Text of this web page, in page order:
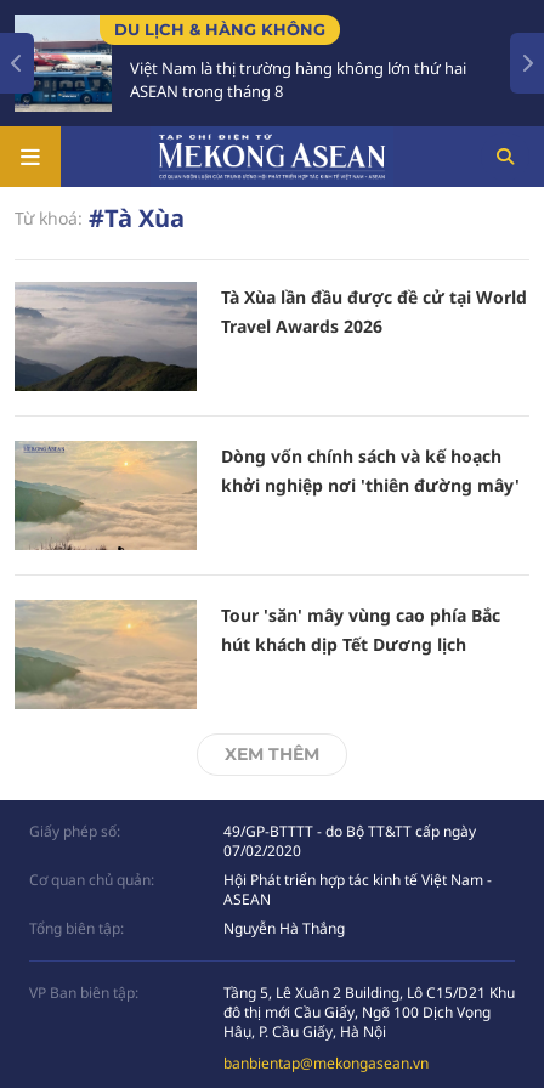
DU LỊCH & HÀNG KHÔNG
Việt Nam là thị trường hàng không lớn thứ hai
ASEAN trong tháng 8
Từ khoá: #Tà Xùa
Tà Xùa lần đầu được đề cử tại World
Travel Awards 2026
Dòng vốn chính sách và kế hoạch
khởi nghiệp nơi 'thiên đường mây'
Tour 'săn' mây vùng cao phía Bắc
hút khách dịp Tết Dương lịch
XEM THÊM
Giấy phép số:
49/GP-BTTTT - do Bộ TT&TT cấp ngày
07/02/2020
Cơ quan chủ quản:
Hội Phát triển hợp tác kinh tế Việt Nam -
ASEAN
Tổng biên tập:
Nguyễn Hà Thắng
VP Ban biên tập:
Tầng 5, Lê Xuân 2 Building, Lô C15/D21 Khu
đô thị mới Cầu Giấy, Ngõ 100 Dịch Vọng
Hâụ, P. Cầu Giấy, Hà Nội
banbientap@mekongasean.vn